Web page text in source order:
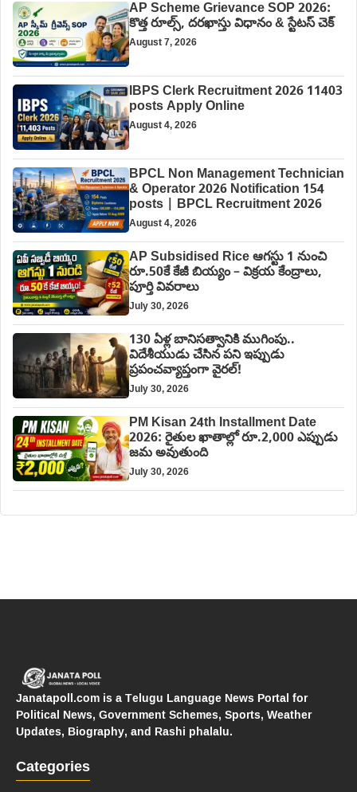
AP Scheme Grievance SOP 2026:
కొత్త రూల్స్, దరఖాస్తు విధానం & స్టేటస్ చెక్
August 7, 2026
IBPS Clerk Recruitment 2026 11403
posts Apply Online
August 4, 2026
BPCL Non Management Technician
& Operator 2026 Notification 154
posts | BPCL Recruitment 2026
August 4, 2026
AP Subsidised Rice ఆగస్టు 1 నుంచి
రూ.50కే కేజీ బియ్యం – విక్రయ కేంద్రాలు,
పూర్తి వివరాలు
July 30, 2026
130 ఏళ్ల బానిసత్వానికి ముగింపు..
విదేశీయుడు చేసిన పని ఇప్పుడు
ప్రపంచవ్యాప్తంగా వైరల్!
July 30, 2026
PM Kisan 24th Installment Date
2026: రైతుల ఖాతాల్లో రూ.2,000 ఎప్పుడు
జమ అవుతుంది
July 30, 2026
Janatapoll.com is a Telugu Language News Portal for
Political News, Government Schemes, Sports, Weather
Updates, Biography, and Rashi phalalu.
Categories